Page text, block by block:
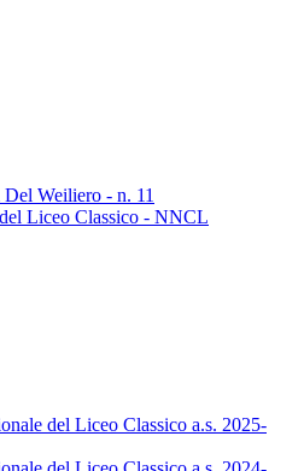
Weiliero - n. 11
Liceo Classico - NNCL
del Liceo Classico a.s. 2025-